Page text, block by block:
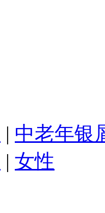
| 中老年银
| 女性